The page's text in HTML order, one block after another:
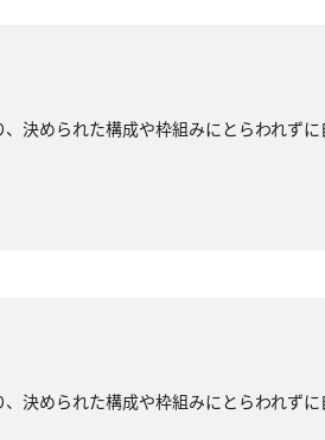
決められた構成や枠組みにとらわれずに
決められた構成や枠組みにとらわれずに